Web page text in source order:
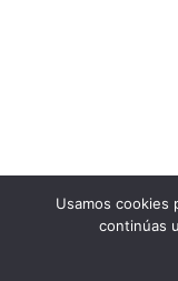
Usamos cookies
continúas